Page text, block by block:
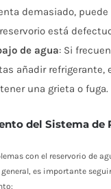
demasiado,
está
de agua: Si
añadir refrigerante,
una grieta o fuga.
del Sistema de
con el reservorio de
es importante